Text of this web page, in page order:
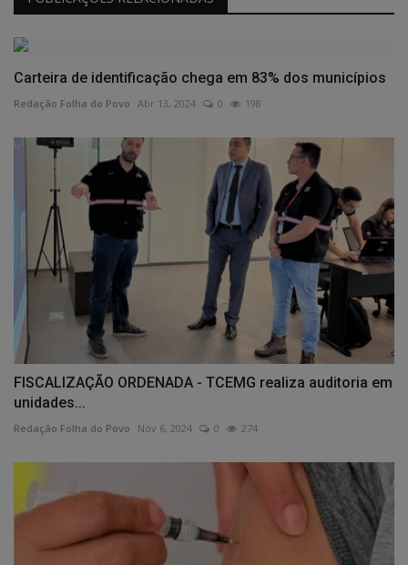
Carteira de identificação chega em 83% dos municípios
Redação Folha do Povo Abr 13, 2024 0 198
FISCALIZAÇÃO ORDENADA - TCEMG realiza auditoria em
unidades...
Redação Folha do Povo Nov 6, 2024 0 274